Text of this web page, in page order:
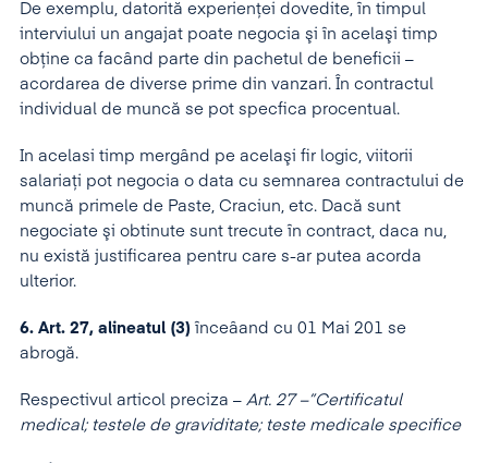
De exemplu, datorită experienţei dovedite, în timpul
interviului un angajat poate negocia şi în acelaşi timp
obţine ca facând parte din pachetul de beneficii –
acordarea de diverse prime din vanzari. În contractul
individual de muncă se pot specfica procentual.
In acelasi timp mergând pe acelaşi fir logic, viitorii
salariaţi pot negocia o data cu semnarea contractului de
muncă primele de Paste, Craciun, etc. Dacă sunt
negociate şi obtinute sunt trecute în contract, daca nu,
nu există justificarea pentru care s-ar putea acorda
ulterior.
6. Art. 27, alineatul (3) înceâand cu 01 Mai 201 se
abrogă.
Respectivul articol preciza – Art. 27 –”Certificatul
medical; testele de graviditate; teste medicale specifice